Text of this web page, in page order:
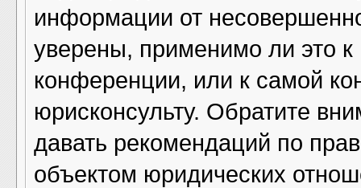
информации от
уверены, применимо ли это
конференции, или к самой
юрисконсульту. Обратите
давать рекомендаций по
объектом юридических